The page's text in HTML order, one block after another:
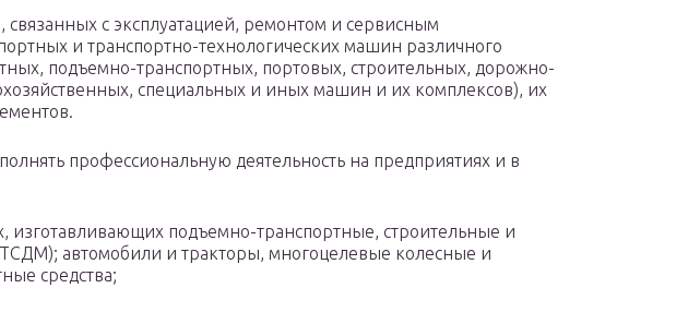
с эксплуатацией, ремонтом и сервисным
и транспортно-технологических машин различного
подъемно-транспортных, портовых, строительных, дорожно-
специальных и иных машин и их комплексов), их
профессиональную деятельность на предприятиях и в
подъемно-транспортные, строительные и
автомобили и тракторы, многоцелевые колесные и
средства;